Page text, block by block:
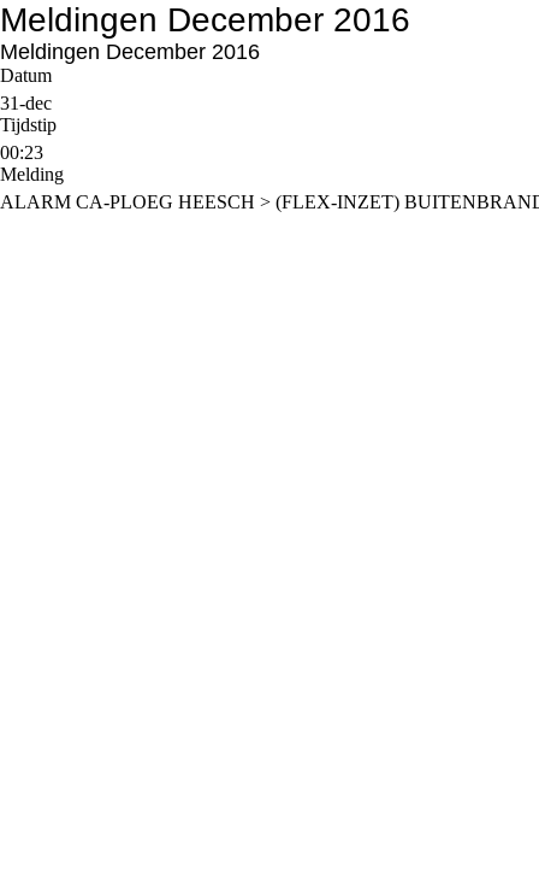
Meldingen December 2016
Meldingen December 2016
Datum
31-dec
Tijdstip
00:23
Melding
ALARM CA-PLOEG HEESCH > (FLEX-INZET)